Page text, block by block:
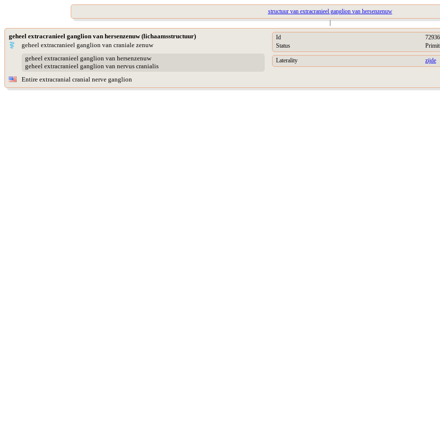
structuur van extracranieel ganglion van hersenzenuw
|
geheel extracranieel ganglion van hersenzenuw (lichaamsstructuur)
geheel extracranieel ganglion van craniale zenuw
geheel extracranieel ganglion van hersenzenuw
geheel extracranieel ganglion van nervus cranialis
Entire extracranial cranial nerve ganglion
Id
Status
Laterality zijde